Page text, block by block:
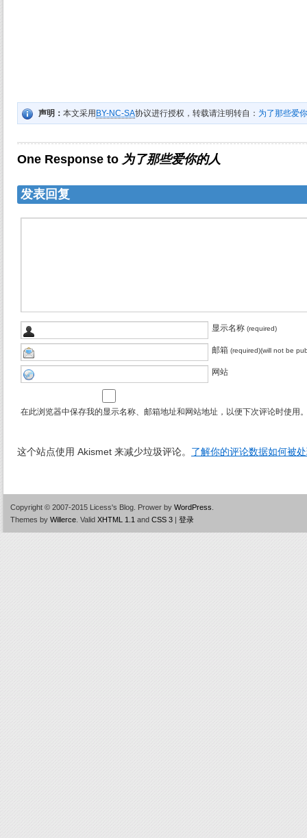
声明： 本文采用 BY-NC-SA协议进行授权，转载请注明转自： 为了那些爱
One Response to 为了那些爱你的人
发表回复
显示名称 (required)
邮箱 (required)(will not be
网站
在此浏览器中保存我的显示名称、邮箱地址和网站地址，以便下次评论时使用
这个站点使用 Akismet 来减少垃圾评论。 了解你的评论数据如何被
Copyright © 2007-2015 Licess's Blog. Prower by WordPress
Themes by Willerce Valid XHTML 1.1 and CSS 3 | 登录